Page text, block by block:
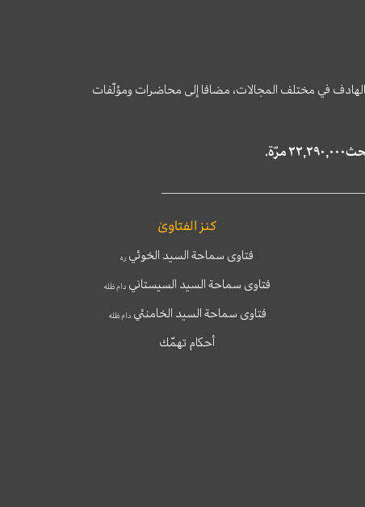
الهادف في مختلف المجالات، مضافا إلى محاضرات ومؤلّفات
كنز الفتاوىٰ
فتاوى سماحة السيد الخوئي ره
فتاوى سماحة السيد السيستاني دام ظله
فتاوى سماحة السيد الخامنئيدام ظله
أحكام تهمّك